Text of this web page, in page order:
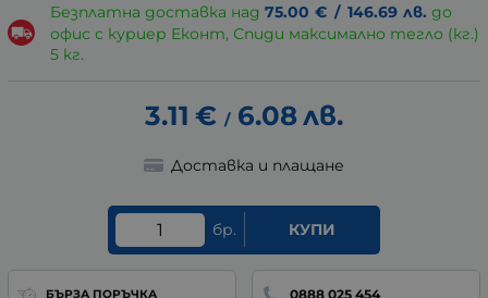
Безплатна доставка над 75.00 € / 146.69 лв. до
офис с куриер Еконт, Спиди максимално тегло (кг.)
5 кг.
3.11 € / 6.08лв.
Доставка и плащане
бр. КУПИ
БЪРЗА ПОРЪЧКА 0888 025 454